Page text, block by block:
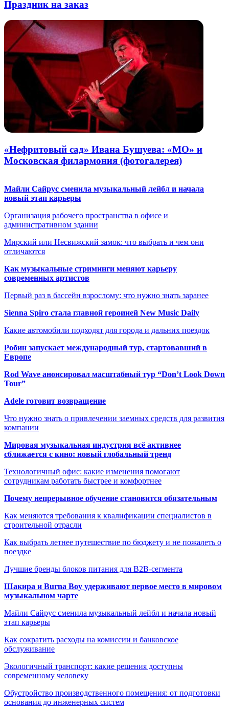
Праздник на заказ
«Нефритовый сад» Ивана Бушуева: «МО» и
Московская филармония (фотогалерея)
Майли Сайрус сменила музыкальный лейбл и начала
новый этап карьеры
Организация рабочего пространства в офисе и
административном здании
Мирский или Несвижский замок: что выбрать и чем они
отличаются
Как музыкальные стриминги меняют карьеру
современных артистов
Первый раз в бассейн взрослому: что нужно знать заранее
Sienna Spiro стала главной героиней New Music Daily
Какие автомобили подходят для города и дальних поездок
Робин запускает международный тур, стартовавший в
Европе
Rod Wave анонсировал масштабный тур “Don’t Look Down
Tour”
Adele готовит возвращение
Что нужно знать о привлечении заемных средств для развития
компании
Мировая музыкальная индустрия всё активнее
сближается с кино: новый глобальный тренд
Технологичный офис: какие изменения помогают
сотрудникам работать быстрее и комфортнее
Почему непрерывное обучение становится обязательным
Как меняются требования к квалификации специалистов в
строительной отрасли
Как выбрать летнее путешествие по бюджету и не пожалеть о
поездке
Лучшие бренды блоков питания для B2B-сегмента
Шакира и Burna Boy удерживают первое место в мировом
музыкальном чарте
Майли Сайрус сменила музыкальный лейбл и начала новый
этап карьеры
Как сократить расходы на комиссии и банковское
обслуживание
Экологичный транспорт: какие решения доступны
современному человеку
Обустройство производственного помещения: от подготовки
основания до инженерных систем